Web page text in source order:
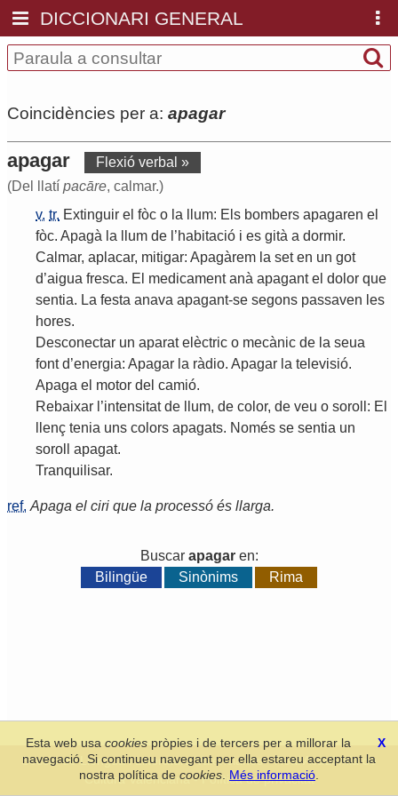
DICCIONARI GENERAL
Coincidències per a: apagar
apagar
Flexió verbal »
(Del llatí pacāre, calmar.)
v. tr. Extinguir el fòc o la llum: Els bombers apagaren el
fòc. Apagà la llum de ’habitació i es gità a dormir.
Calmar, aplacar, mitigar: Apagàrem la set en un got
d’aigua fresca. El medicament anà apagant el dolor que
sentia. La festa anava apagant-se segons passaven les
hores.
Desconectar un aparat elèctric o mecànic de la seua
font d’energia: Apagar la ràdio. Apagar la televisió.
Apaga el motor del camió.
Rebaixar ’intensitat de llum, de color, de veu o soroll : El
llenç tenia uns colors apagats. Només se sentia un
soroll
apagat.
Tranquilisar.
ref. Apaga el ciri que la processó és llarga.
Buscar apagaren:
Bilingüe
Sinònims Rima
Secció de Llengua i Lliteratura Valencianes-Real Acadèmia de
Cultura Valenciana-Política de privacitat
X
Esta web usacookies pròpies i de tercers per a millorar la
navegació. Si continueu navegant per ella estareu acceptant la
nostra política de cookies Més informació